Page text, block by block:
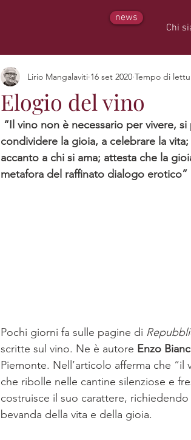
news
Chi
Elogio del vino
Lirio Mangalaviti 16 set 2020 Tempo di
condividere la gioia, a celebrare la
accanto a chi si ama; attesta che la
metafora del raffinato dialogo erotico”
Pochi giorni fa sulle pagine di
scritte sul vino. Ne è autore Enzo
Piemonte. Nell’articolo afferma che “il
che ribolle nelle cantine silenziose e
costruisce il suo carattere,
bevanda della vita e della gioia.